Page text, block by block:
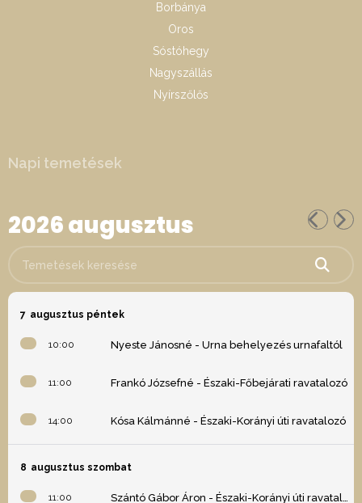
Borbánya
Oros
Sóstóhegy
Nagyszállás
Nyírszőlős
Napi temetések
2026 augusztus
7 augusztus péntek
10:00 Nyeste Jánosné - Urna behelyezés urnafaltól
11:00 Frankó Józsefné - Északi-Főbejárati ravatalozó
14:00 Kósa Kálmánné - Északi-Korányi úti ravatalozó
8 augusztus szombat
11:00 Szántó Gábor Áron - Északi-Korányi úti ravatalozó